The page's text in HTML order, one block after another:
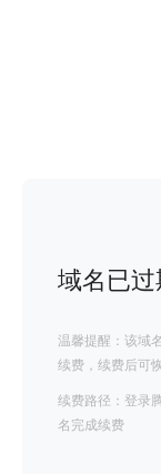
域名已
温馨提醒：该域
续费，续费后可
续费路径：登录
名完成续费